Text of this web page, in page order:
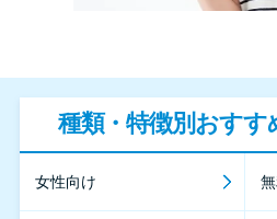
種類・特徴別おすす
女性向け